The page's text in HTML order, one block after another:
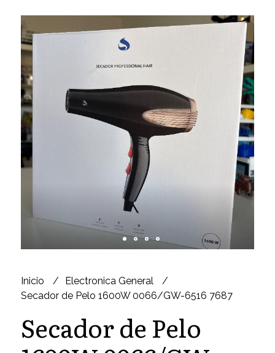
Inicio
Electronica General
Secador de Pelo 1600W 0066/GW-6516 7687
Secador de Pelo